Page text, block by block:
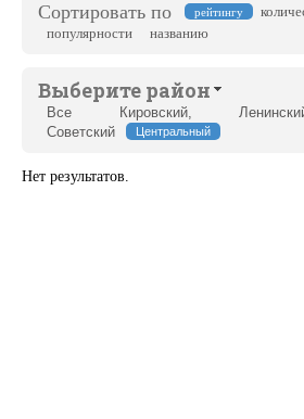
Сортировать по рейтингу
популярности
названию
Выберите район
Все Кировский,
Советский
Центральный
Нет результатов.